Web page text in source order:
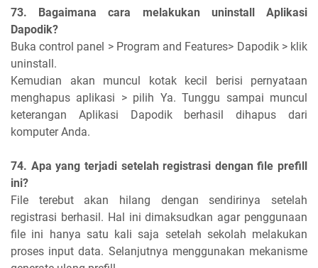
73. Bagaimana cara melakukan uninstall Aplikasi
Dapodik?
Buka control panel > Program and Features> Dapodik > klik
uninstall.
Kemudian akan muncul kotak kecil berisi pernyataan
menghapus aplikasi > pilih Ya. Tunggu sampai muncul
keterangan Aplikasi Dapodik berhasil dihapus dari
komputer Anda.
74. Apa yang terjadi setelah registrasi dengan file prefill
ini?
File terebut akan hilang dengan sendirinya setelah
registrasi berhasil. Hal ini dimaksudkan agar penggunaan
file ini hanya satu kali saja setelah sekolah melakukan
proses input data. Selanjutnya menggunakan mekanisme